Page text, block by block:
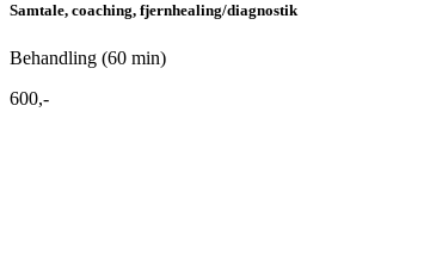
Samtale, coaching, fjernhealing/diagnostik
Behandling (60 min)
600,-